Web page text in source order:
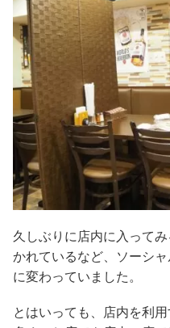
久しぶりに店内に入って
かれているなど、ソーシ
に変わっていました。
とはいっても、店内を利